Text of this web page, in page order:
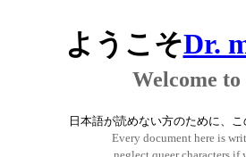
ようこそDr.
Welcome to
日本語が読めない方のために、
Every document here is